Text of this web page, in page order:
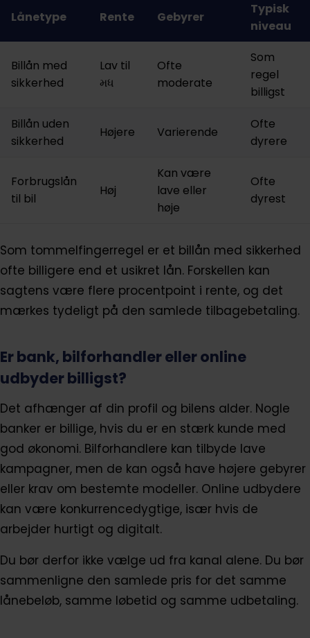
Lånetype Rente Gebyrer
Typisk
niveau
Billån med
sikkerhed
Lav til
મધ
Ofte
moderate
Som
regel
billigst
Billån uden
sikkerhed
Højere Varierende
Ofte
dyrere
Forbrugslån
til bil
Høj
Kan være
lave eller
høje
Ofte
dyrest
Som tommelfingerregel er et billån med sikkerhed
ofte billigere end et usikret lån. Forskellen kan
sagtens være flere procentpoint i rente, og det
mærkes tydeligt på den samlede tilbagebetaling.
Er bank, bilforhandler eller online
udbyder billigst?
Det afhænger af din profil og bilens alder. Nogle
banker er billige, hvis du er en stærk kunde med
god økonomi. Bilforhandlere kan tilbyde lave
kampagner, men de kan også have højere gebyrer
eller krav om bestemte modeller. Online udbydere
kan være konkurrencedygtige, især hvis de
arbejder hurtigt og digitalt.
Du bør derfor ikke vælge ud fra kanal alene. Du bør
sammenligne den samlede pris for det samme
lånebeløb, samme løbetid og samme udbetaling.